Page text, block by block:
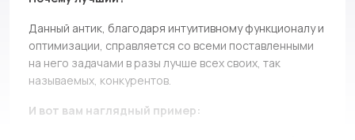
Данный антик, благодаря интуитивному функционалу и
оптимизации, справляется со всеми поставленными
на него задачами в разы лучше всех своих, так
называемых, конкурентов.
И вот вам наглядный пример: